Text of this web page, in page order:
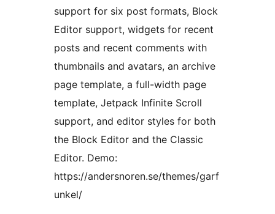
support for six post formats, Block
Editor support, widgets for recent
posts and recent comments with
thumbnails and avatars, an archive
page template, a full-width page
template, Jetpack Infinite Scroll
support, and editor styles for both
the Block Editor and the Classic
Editor. Demo:
https://andersnoren.se/themes/garf
unkel/